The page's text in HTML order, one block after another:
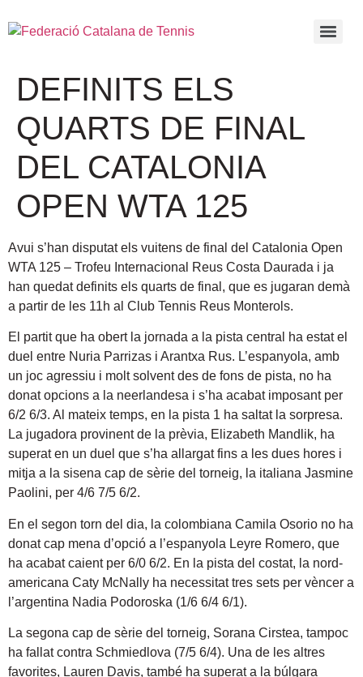
DEFINITS ELS
QUARTS DE FINAL
DEL CATALONIA
OPEN WTA 125
Avui s’han disputat els vuitens de final del Catalonia Open
WTA 125 – Trofeu Internacional Reus Costa Daurada i ja
han quedat definits els quarts de final, que es jugaran demà
a partir de les 11h al Club Tennis Reus Monterols.
El partit que ha obert la jornada a la pista central ha estat el
duel entre Nuria Parrizas i Arantxa Rus. L’espanyola, amb
un joc agressiu i molt solvent des de fons de pista, no ha
donat opcions a la neerlandesa i s’ha acabat imposant per
6/2 6/3. Al mateix temps, en la pista 1 ha saltat la sorpresa.
La jugadora provinent de la prèvia, Elizabeth Mandlik, ha
superat en un duel que s’ha allargat fins a les dues hores i
mitja a la sisena cap de sèrie del torneig, la italiana Jasmine
Paolini, per 4/6 7/5 6/2.
En el segon torn del dia, la colombiana Camila Osorio no ha
donat cap mena d’opció a l’espanyola Leyre Romero, que
ha acabat caient per 6/0 6/2. En la pista del costat, la nord-
americana Caty McNally ha necessitat tres sets per vèncer a
l’argentina Nadia Podoroska (1/6 6/4 6/1).
La segona cap de sèrie del torneig, Sorana Cirstea, tampoc
ha fallat contra Schmiedlova (7/5 6/4). Una de les altres
favorites, Lauren Davis, també ha superat a la búlgara